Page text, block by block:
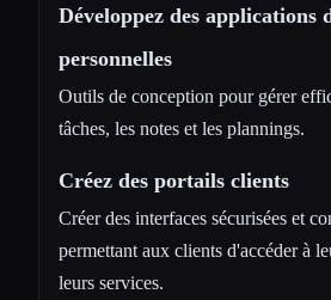
Développez des applications
personnelles
Outils de conception pour gérer
tâches, les notes et les plannings.
Créez des portails clients
Créer des interfaces sécurisées et
permettant aux clients d'accéder à
leurs services.